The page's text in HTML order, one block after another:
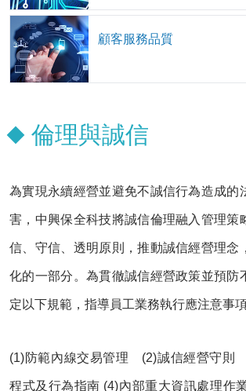
顧客服務品質
倫理與誠信
為實現永續經營並避免不誠信行為造成的
害，中興保全科技將誠信倫理融入管理策
信、守信、透明原則，推動誠信經營理念
化的一部分。為貫徹誠信經營政策並預防
定以下規範，指導員工業務執行應注意事項
(1)防範內線交易管理 (2)誠信經營守則
程式及行為指南 (4)內部重大資訊處理作